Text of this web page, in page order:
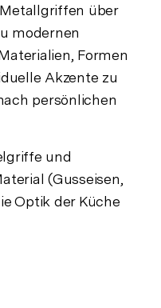
Metallgriffen über
modernen
Formen
Akzente zu
persönlichen
und
(Gusseisen,
Optik der Küche